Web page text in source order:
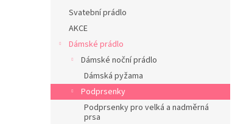
a
n
Svatební prádlo
AKCE
Dámské prádlo
Dámské noční prádlo
Dámská pyžama
Podprsenky
Podprsenky pro velká a nadměrná
prsa